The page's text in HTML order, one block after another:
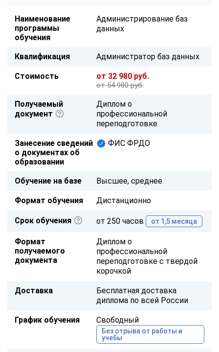
Наименование
программы
обучения
Администрирование баз
данных
Квалификация Администратор баз данных
Стоимость от 32 980 руб.
от 54 980 руб.
Получаемый
документ
Диплом о
профессиональной
переподготовке
Занесение сведений
о документах об
образовании
ФИС ФРДО
Обучение на базе Высшее, среднее
Формат обучения Дистанционно
Срок обучения от 250 часов от 1,5 месяца
Формат
получаемого
документа
Диплом о
профессиональной
переподготовке с твердой
корочкой
Доставка
Бесплатная доставка
диплома по всей России
График обучения Свободный
Без отрыва от работы и
учебы